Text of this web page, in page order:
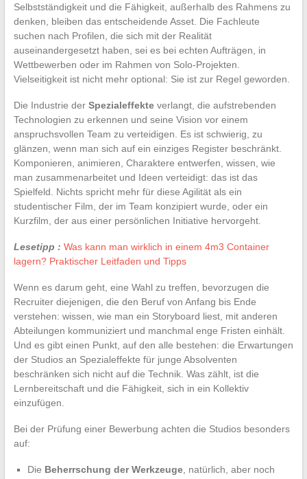
Selbstständigkeit und die Fähigkeit, außerhalb des Rahmens zu
denken, bleiben das entscheidende Asset. Die Fachleute
suchen nach Profilen, die sich mit der Realität
auseinandergesetzt haben, sei es bei echten Aufträgen, in
Wettbewerben oder im Rahmen von Solo-Projekten.
Vielseitigkeit ist nicht mehr optional: Sie ist zur Regel geworden.
Die Industrie der Spezialeffekteverlangt, die aufstrebenden
Technologien zu erkennen und seine Vision vor einem
anspruchsvollen Team zu verteidigen. Es ist schwierig, zu
glänzen, wenn man sich auf ein einziges Register beschränkt.
Komponieren, animieren, Charaktere entwerfen, wissen, wie
man zusammenarbeitet und Ideen verteidigt: das ist das
Spielfeld. Nichts spricht mehr für diese Agilität als ein
studentischer Film, der im Team konzipiert wurde, oder ein
Kurzfilm, der aus einer persönlichen Initiative hervorgeht.
Lesetipp : Was kann man wirklich in einem 4m3 Container
lagern? Praktischer Leitfaden und Tipps
Wenn es darum geht, eine Wahl zu treffen, bevorzugen die
Recruiter diejenigen, die den Beruf von Anfang bis Ende
verstehen: wissen, wie man ein Storyboard liest, mit anderen
Abteilungen kommuniziert und manchmal enge Fristen einhält.
Und es gibt einen Punkt, auf den alle bestehen: die Erwartungen
der Studios an Spezialeffekte für junge Absolventen
beschränken sich nicht auf die Technik. Was zählt, ist die
Lernbereitschaft und die Fähigkeit, sich in ein Kollektiv
einzufügen.
Bei der Prüfung einer Bewerbung achten die Studios besonders
auf:
Die Beherrschung der Werkzeuge, natürlich, aber noch